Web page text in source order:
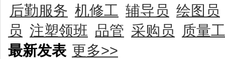
后勤服务 机修工 辅导员 绘图员
员 注塑领班 品管 采购员
质量
最新发表 更多>>